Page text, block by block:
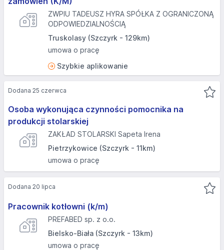
ZWPIU TADEUSZ HYRA SPÓŁKA Z OGRANICZONĄ
ODPOWIEDZIALNOŚCIĄ
Truskolasy (Szczyrk - 129km)
umowa o pracę
Szybkie aplikowanie
Osoba wykonująca czynności pomocnika na
produkcji stolarskiej
ZAKŁAD STOLARSKI Sapeta Irena
Pietrzykowice (Szczyrk - 11km)
umowa o pracę
Dodana 25 czerwca
Pracownik kotłowni (k/m)
PREFABED sp. z o.o.
Bielsko-Biała (Szczyrk - 13km)
umowa o pracę
Dodana 20 lipca